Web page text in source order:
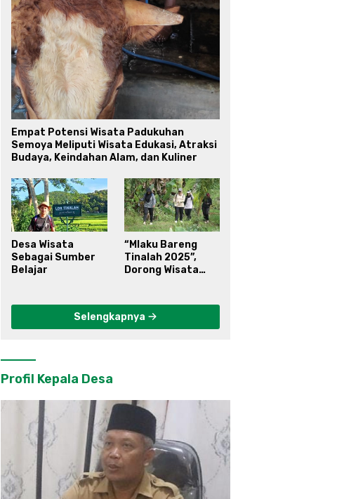
Empat Potensi Wisata Padukuhan
Semoya Meliputi Wisata Edukasi, Atraksi
Budaya, Keindahan Alam, dan Kuliner
Desa Wisata
Sebagai Sumber
Belajar
“Mlaku Bareng
Tinalah 2025”,
Dorong Wisata
Selengkapnya
Profil Kepala Desa